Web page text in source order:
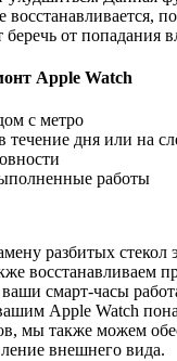
беречь от попадания
Apple Watch
с метро
течение дня или на
работы
разбитых стекол
восстанавливаем
смарт-часы
Apple Watch
мы также можем
внешнего вида.